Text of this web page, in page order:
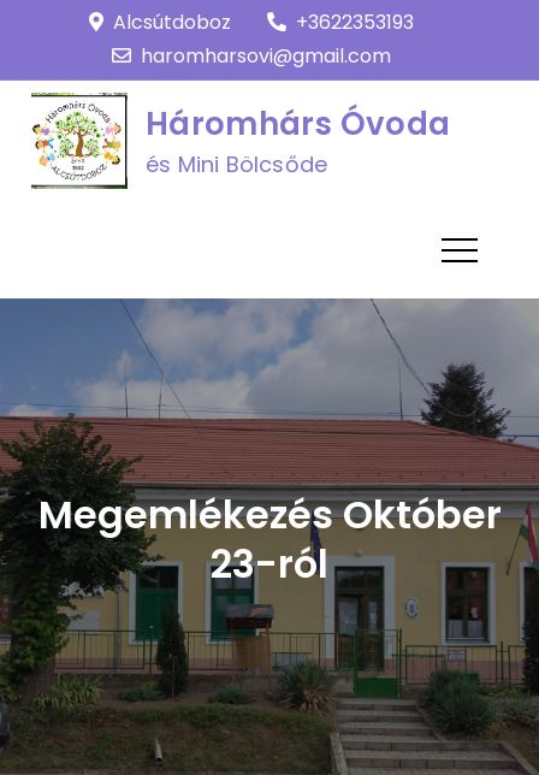
content
Alcsútdoboz
+3622353193
haromharsovi@gmail.com
Háromhárs Óvoda
és Mini Bölcsőde
Megemlékezés Október
23-ról